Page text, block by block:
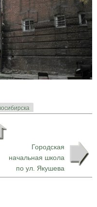
Городская
начальная школа
по ул. Якушева